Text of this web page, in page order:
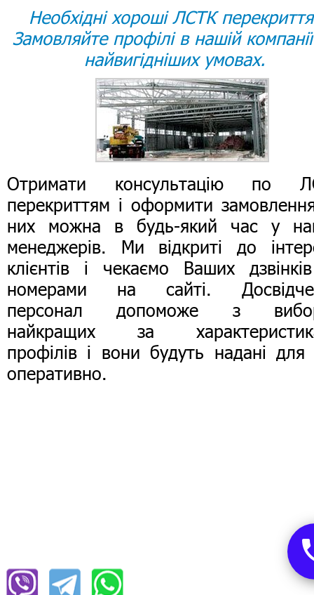
Необхідні хороші ЛСТК
Замовляйте профілі в нашій
найвигідніших умовах.
Отримати консультацію по
перекриттям і оформити
них можна в будь-який час у
менеджерів. Ми відкриті до
клієнтів і чекаємо Ваших
номерами на сайті.
персонал допоможе з
найкращих за
профілів і вони будуть надані для
оперативно.